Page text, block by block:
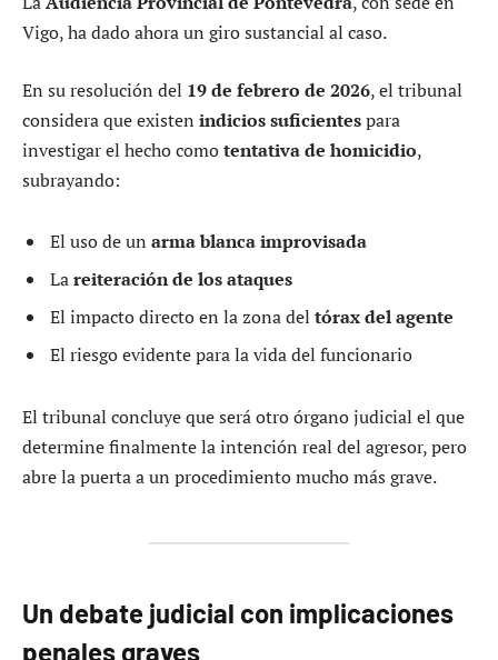
Vigo, ha dado ahora un giro sustancial al caso.
En su resolución del 19 de febrero de 2026, el tribunal
considera que existen indicios suficientespara
investigar el hecho comotentativa de homicidio,
subrayando:
El uso de un arma blanca improvisada
Lareiteración de los ataques
El impacto directo en la zona del tórax del agente
El riesgo evidente para la vida del funcionario
El tribunal concluye que será otro órgano judicial el que
determine finalmente la intención real del agresor, pero
abre la puerta a un procedimiento mucho más grave.
Un debate judicial con implicaciones
penales graves